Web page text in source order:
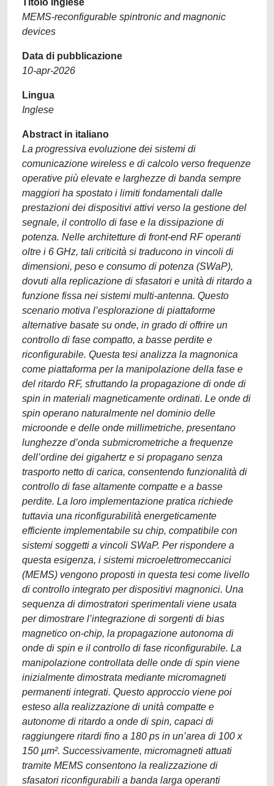
Titolo inglese
MEMS‐reconfigurable spintronic and magnonic
devices
Data di pubblicazione
10-apr-2026
Lingua
Inglese
Abstract in italiano
La progressiva evoluzione dei sistemi di
comunicazione wireless e di calcolo verso frequenze
operative più elevate e larghezze di banda sempre
maggiori ha spostato i limiti fondamentali dalle
prestazioni dei dispositivi attivi verso la gestione del
segnale, il controllo di fase e la dissipazione di
potenza. Nelle architetture di front-end RF operanti
oltre i 6 GHz, tali criticità si traducono in vincoli di
dimensioni, peso e consumo di potenza (SWaP),
dovuti alla replicazione di sfasatori e unità di ritardo a
funzione fissa nei sistemi multi-antenna. Questo
scenario motiva l’esplorazione di piattaforme
alternative basate su onde, in grado di offrire un
controllo di fase compatto, a basse perdite e
riconfigurabile. Questa tesi analizza la magnonica
come piattaforma per la manipolazione della fase e
del ritardo RF, sfruttando la propagazione di onde di
spin in materiali magneticamente ordinati. Le onde di
spin operano naturalmente nel dominio delle
microonde e delle onde millimetriche, presentano
lunghezze d’onda submicrometriche a frequenze
dell’ordine dei gigahertz e si propagano senza
trasporto netto di carica, consentendo funzionalità di
controllo di fase altamente compatte e a basse
perdite. La loro implementazione pratica richiede
tuttavia una riconfigurabilità energeticamente
efficiente implementabile su chip, compatibile con
sistemi soggetti a vincoli SWaP. Per rispondere a
questa esigenza, i sistemi microelettromeccanici
(MEMS) vengono proposti in questa tesi come livello
di controllo integrato per dispositivi magnonici. Una
sequenza di dimostratori sperimentali viene usata
per dimostrare l’integrazione di sorgenti di bias
magnetico on-chip, la propagazione autonoma di
onde di spin e il controllo di fase riconfigurabile. La
manipolazione controllata delle onde di spin viene
inizialmente dimostrata mediante micromagneti
permanenti integrati. Questo approccio viene poi
esteso alla realizzazione di unità compatte e
autonome di ritardo a onde di spin, capaci di
raggiungere ritardi fino a 180 ps in un’area di 100 x
150 µm². Successivamente, micromagneti attuati
tramite MEMS consentono la realizzazione di
sfasatori riconfigurabili a banda larga operanti